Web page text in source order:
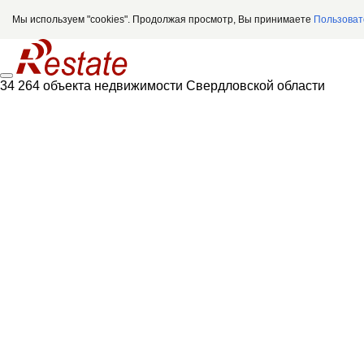
Мы используем "cookies". Продолжая просмотр, Вы принимаете
34 264 объекта недвижимости Свердловской области